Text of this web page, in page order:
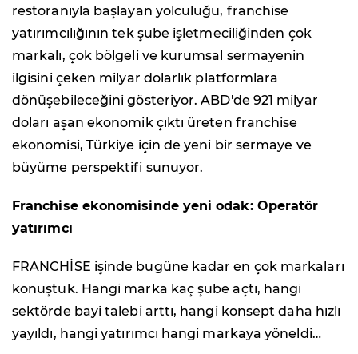
restoranıyla başlayan yolculuğu, franchise
yatırımcılığının tek şube işletmeciliğinden çok
markalı, çok bölgeli ve kurumsal sermayenin
ilgisini çeken milyar dolarlık platformlara
dönüşebileceğini gösteriyor. ABD'de 921 milyar
doları aşan ekonomik çıktı üreten franchise
ekonomisi, Türkiye için de yeni bir sermaye ve
büyüme perspektifi sunuyor.
Franchise ekonomisinde yeni odak: Operatör
yatırımcı
FRANCHİSE işinde bugüne kadar en çok markaları
konuştuk. Hangi marka kaç şube açtı, hangi
sektörde bayi talebi arttı, hangi konsept daha hızlı
yayıldı, hangi yatırımcı hangi markaya yöneldi…